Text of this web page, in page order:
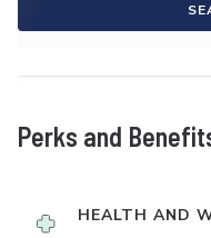
Perks and
HEALTH AND